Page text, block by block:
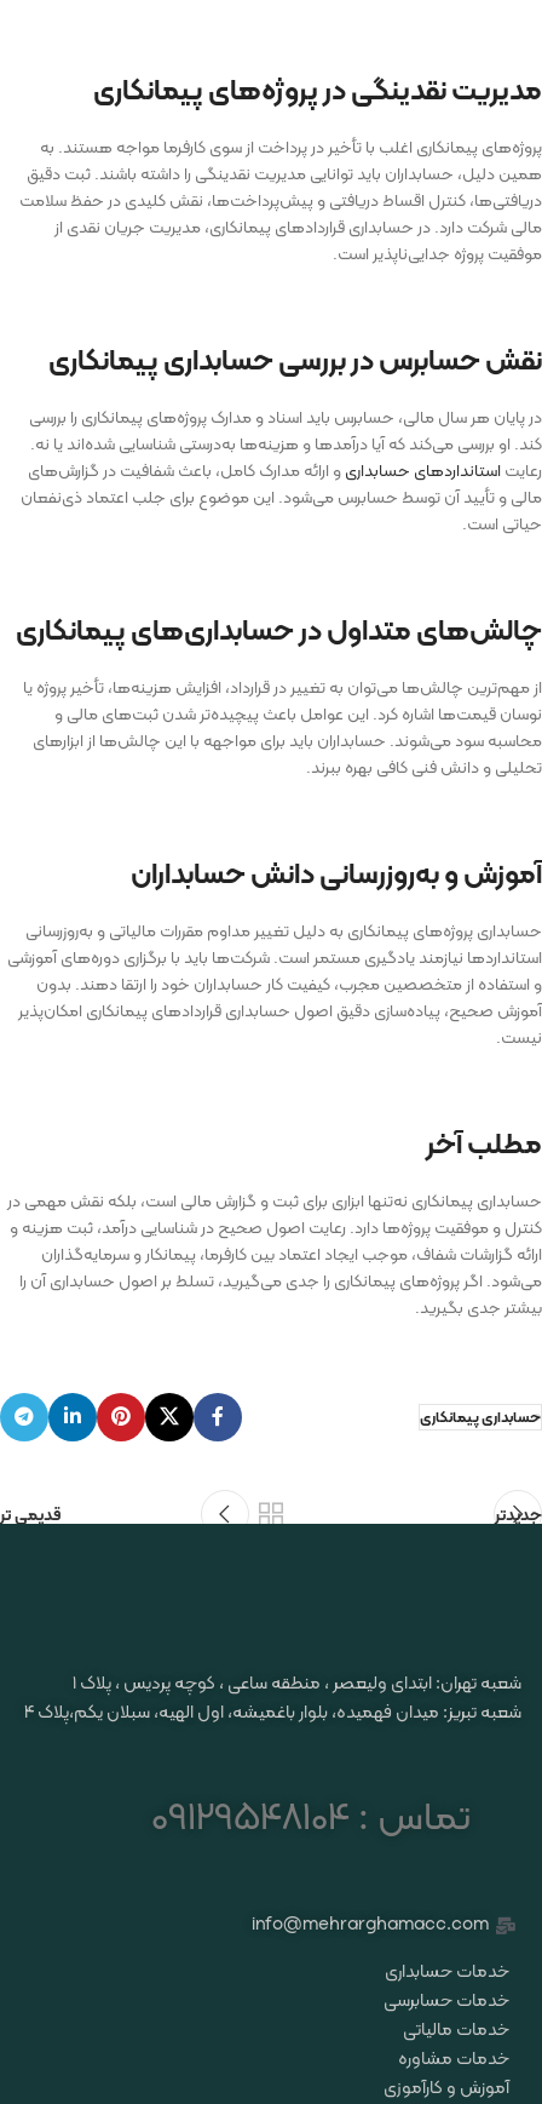
مدیریت نقدینگی در پروژه‌های پیمانکاری
پروژه‌های پیمانکاری اغلب با تأخیر در پرداخت از سوی کارفرما مواجه هستند. به
همین دلیل، حسابداران باید توانایی مدیریت نقدینگی را داشته باشند. ثبت دقیق
دریافتی‌ها، کنترل اقساط دریافتی و پیش‌پرداخت‌ها، نقش کلیدی در حفظ سلامت
مالی شرکت دارد. در حسابداری قرارداد‌های پیمانکاری، مدیریت جریان نقدی از
موفقیت پروژه جدایی‌ناپذیر است.
نقش حسابرس در بررسی حسابداری پیمانکاری
در پایان هر سال مالی، حسابرس باید اسناد و مدارک پروژه‌های پیمانکاری را بررسی
کند. او بررسی می‌کند که آیا درآمدها و هزینه‌ها به‌درستی شناسایی شده‌اند یا نه.
رعایتاستانداردهای حسابداریو ارائه مدارک کامل، باعث شفافیت در گزارش‌های
مالی و تأیید آن توسط حسابرس می‌شود. این موضوع برای جلب اعتماد ذی‌نفعان
حیاتی است.
چالش‌های متداول در حسابداری‌های پیمانکاری
از مهم‌ترین چالش‌ها می‌توان به تغییر در قرارداد، افزایش هزینه‌ها، تأخیر پروژه یا
نوسان قیمت‌ها اشاره کرد. این عوامل باعث پیچیده‌تر شدن ثبت‌های مالی و
محاسبه سود می‌شوند. حسابداران باید برای مواجهه با این چالش‌ها از ابزارهای
تحلیلی و دانش فنی کافی بهره ببرند.
آموزش و به‌روزرسانی دانش حسابداران
حسابداری پروژه‌های پیمانکاری به دلیل تغییر مداوم مقررات مالیاتی و به‌روزرسانی
استانداردها نیازمند یادگیری مستمر است. شرکت‌ها باید با برگزاری دوره‌های آموزشی
و استفاده از متخصصین مجرب، کیفیت کار حسابداران خود را ارتقا دهند. بدون
آموزش صحیح، پیاده‌سازی دقیق اصول حسابداری قرارداد‌های پیمانکاری امکان‌پذیر
نیست.
مطلب آخر
حسابداری پیمانکاری نه‌تنها ابزاری برای ثبت و گزارش مالی است، بلکه نقش مهمی در
کنترل و موفقیت پروژه‌ها دارد. رعایت اصول صحیح در شناسایی درآمد، ثبت هزینه و
ارائه گزارشات شفاف، موجب ایجاد اعتماد بین کارفرما، پیمانکار و سرمایه‌گذاران
می‌شود. اگر پروژه‌های پیمانکاری را جدی می‌گیرید، تسلط بر اصول حسابداری آن را
بیشتر جدی بگیرید.
حسابداری پیمانکاری
جدیدتر قدیمی تر
شعبه تهران: ابتدای ولیعصر ، منطقه ساعی ، کوچه پردیس ، پلاک ۱
شعبه تبریز: میدان فهمیده، بلوار باغمیشه، اول الهیه، سبلان یکم،پلاک 4
تماس : 09129548104
info@mehrarghamacc.com
خدمات حسابداری
خدمات حسابرسی
خدمات مالیاتی
خدمات مشاوره
آموزش و کارآموزی